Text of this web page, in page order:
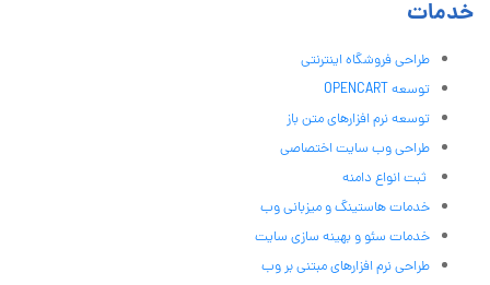
خدمات
طراحی فروشگاه اینترنتی
توسعه OPENCART
توسعه نرم افزارهای متن باز
طراحی وب سایت اختصاصی
ثبت انواع دامنه
خدمات هاستینگ و میزبانی وب
خدمات سئو و بهینه سازی سایت
طراحی نرم افزارهای مبتنی بر وب